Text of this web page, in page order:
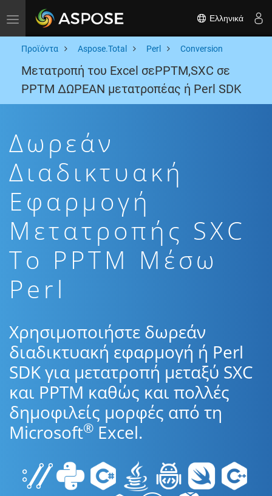
Toggle navigation Ελληνικά
Προϊόντα Aspose.Total Perl Conversion
Μετατροπή του Excel σεPPTM,SXC σε
PPTM ΔΩΡΕΑΝ μετατροπέας ή Perl SDK
Δωρεάν
Διαδικτυακή
Εφαρμογή
Μετατροπής SXC
To PPTM Μέσω
Perl
Χρησιμοποιήστε δωρεάν
διαδικτυακή εφαρμογή ή Perl
SDK για μετατροπή μεταξύ SXC
και PPTM καθώς και πολλές
δημοφιλείς μορφές από τη
Microsoft® Excel.